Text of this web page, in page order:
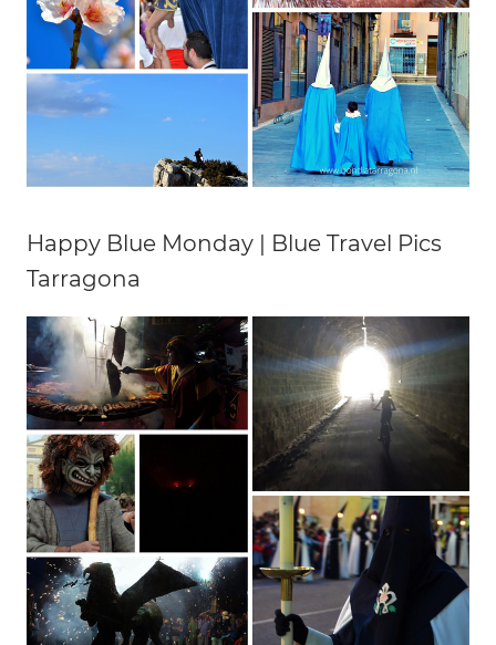
Happy Blue Monday | Blue Travel Pics
Tarragona